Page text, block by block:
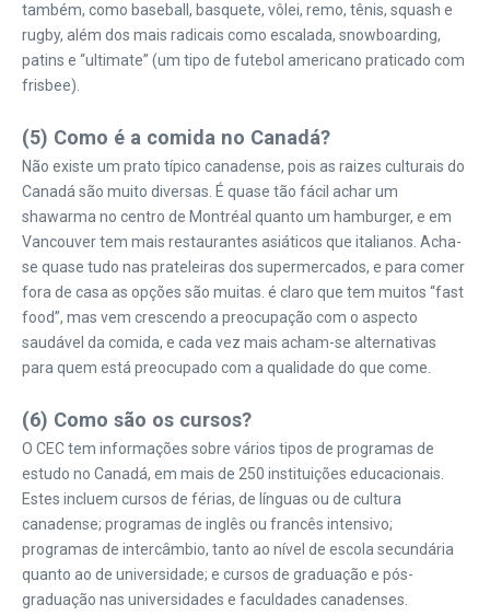
também, como baseball, basquete, vôlei, remo, tênis, squash e
rugby, além dos mais radicais como escalada, snowboarding,
patins e “ultimate” (um tipo de futebol americano praticado com
frisbee).
(5) Como é a comida no Canadá?
Não existe um prato típico canadense, pois as raizes culturais do
Canadá são muito diversas. É quase tão fácil achar um
shawarma no centro de Montréal quanto um hamburger, e em
Vancouver tem mais restaurantes asiáticos que italianos. Acha-
se quase tudo nas prateleiras dos supermercados, e para comer
fora de casa as opções são muitas. é claro que tem muitos “fast
food”, mas vem crescendo a preocupação com o aspecto
saudável da comida, e cada vez mais acham-se alternativas
para quem está preocupado com a qualidade do que come.
(6) Como são os cursos?
O CEC tem informações sobre vários tipos de programas de
estudo no Canadá, em mais de 250 instituições educacionais.
Estes incluem cursos de férias, de línguas ou de cultura
canadense; programas de inglês ou francês intensivo;
programas de intercâmbio, tanto ao nível de escola secundária
quanto ao de universidade; e cursos de graduação e pós-
graduação nas universidades e faculdades canadenses.